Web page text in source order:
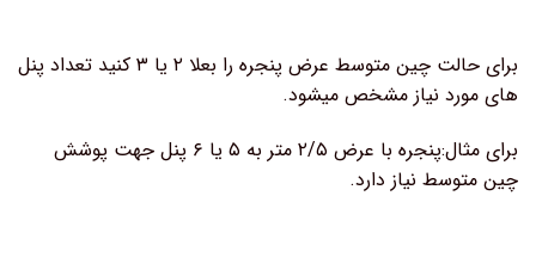
برای حالت چین متوسط عرض پنجره را بعلا ۲ یا ۳ کنید تعداد پنل
های مورد نیاز مشخص میشود.
برای مثال:پنجره با عرض ۲/۵ متر به ۵ یا ۶ پنل جهت پوشش
چین متوسط نیاز دارد.